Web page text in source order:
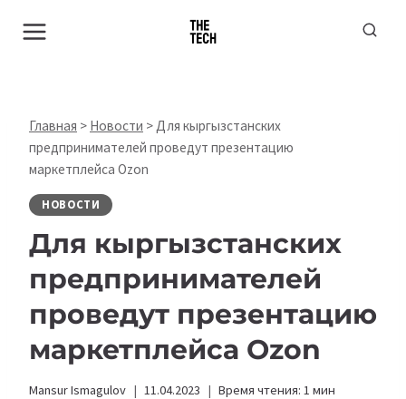
Главная > Новости >Для кыргызстанских
предпринимателей проведут презентацию
маркетплейса Ozon
НОВОСТИ
Для кыргызстанских
предпринимателей
проведут презентацию
маркетплейса Ozon
Mansur Ismagulov 11.04.2023 Время чтения: 1 мин